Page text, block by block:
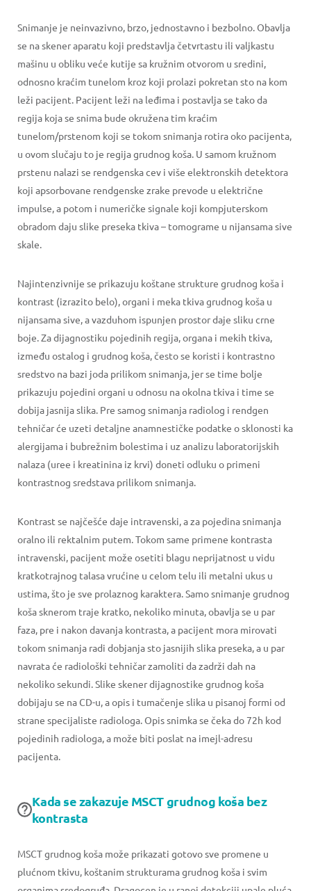
Snimanje je neinvazivno, brzo, jednostavno i bezbolno. Obavlja
se na skener aparatu koji predstavlja četvrtastu ili valjkastu
mašinu u obliku veće kutije sa kružnim otvorom u sredini,
odnosno kraćim tunelom kroz koji prolazi pokretan sto na kom
leži pacijent. Pacijent leži na leđima i postavlja se tako da
regija koja se snima bude okružena tim kraćim
tunelom/prstenom koji se tokom snimanja rotira oko pacijenta,
u ovom slučaju to je regija grudnog koša. U samom kružnom
prstenu nalazi se rendgenska cev i više elektronskih detektora
koji apsorbovane rendgenske zrake prevode u električne
impulse, a potom i numeričke signale koji kompjuterskom
obradom daju slike preseka tkiva – tomograme u nijansama sive
skale.
Najintenzivnije se prikazuju koštane strukture grudnog koša i
kontrast (izrazito belo), organi i meka tkiva grudnog koša u
nijansama sive, a vazduhom ispunjen prostor daje sliku crne
boje. Za dijagnostiku pojedinih regija, organa i mekih tkiva,
između ostalog i grudnog koša, često se koristi i kontrastno
sredstvo na bazi joda prilikom snimanja, jer se time bolje
prikazuju pojedini organi u odnosu na okolna tkiva i time se
dobija jasnija slika. Pre samog snimanja radiolog i rendgen
tehničar će uzeti detaljne anamnestičke podatke o sklonosti ka
alergijama i bubrežnim bolestima i uz analizu laboratorijskih
nalaza (uree i kreatinina iz krvi) doneti odluku o primeni
kontrastnog sredstava prilikom snimanja.
Kontrast se najčešće daje intravenski, a za pojedina snimanja
oralno ili rektalnim putem. Tokom same primene kontrasta
intravenski, pacijent može osetiti blagu neprijatnost u vidu
kratkotrajnog talasa vrućine u celom telu ili metalni ukus u
ustima, što je sve prolaznog karaktera. Samo snimanje grudnog
koša sknerom traje kratko, nekoliko minuta, obavlja se u par
faza, pre i nakon davanja kontrasta, a pacijent mora mirovati
tokom snimanja radi dobjanja sto jasnijih slika preseka, a u par
navrata će radiološki tehničar zamoliti da zadrži dah na
nekoliko sekundi. Slike skener dijagnostike grudnog koša
dobijaju se na CD-u, a opis i tumačenje slika u pisanoj formi od
strane specijaliste radiologa. Opis snimka se čeka do 72h kod
pojedinih radiologa, a može biti poslat na imejl-adresu
pacijenta.
Kada se zakazuje MSCT grudnog koša bez
kontrasta
MSCT grudnog koša može prikazati gotovo sve promene u
plućnom tkivu, koštanim strukturama grudnog koša i svim